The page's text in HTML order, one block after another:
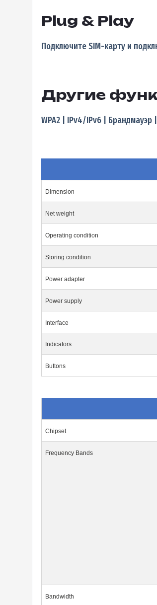
Plug & Play
Подключите SIM-карту и
Другие
WPA2 | IPv4/IPv6 | Брандмауэр
Dimension
Net weight
Operating condition
Storing condition
Power adapter
Power supply
Interface
Indicators
Buttons
Chipset
Frequency Bands
Bandwidth